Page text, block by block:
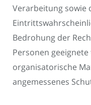
Verarbeitung sowie
Bedrohung der
Personen
organisatorische
angemessenes